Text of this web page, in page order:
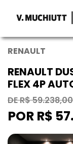
RENAULT
RENAULT
FLEX 4P
DE R$ 59.238,00
POR R$